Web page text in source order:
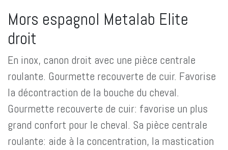
Mors espagnol Metalab Elite
droit
En inox, canon droit avec une pièce centrale
roulante. Gourmette recouverte de cuir. Favorise
la décontraction de la bouche du cheval.
Gourmette recouverte de cuir: favorise un plus
grand confort pour le cheval. Sa pièce centrale
roulante: aide à la concentration, la mastication